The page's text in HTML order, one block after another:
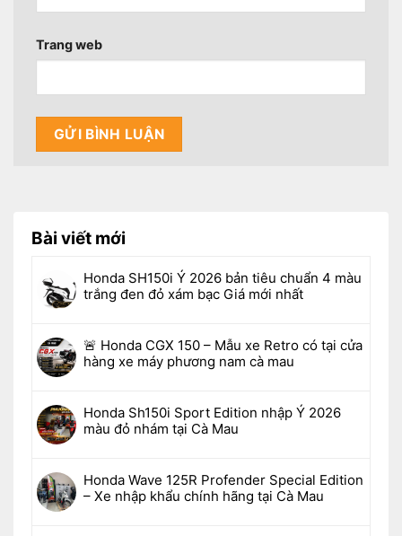
Trang web
Bài viết mới
Honda SH150i Ý 2026 bản tiêu chuẩn 4 màu
trắng đen đỏ xám bạc Giá mới nhất
🚨 Honda CGX 150 – Mẫu xe Retro có tại cửa
hàng xe máy phương nam cà mau
Honda Sh150i Sport Edition nhập Ý 2026
màu đỏ nhám tại Cà Mau
Honda Wave 125R Profender Special Edition
– Xe nhập khẩu chính hãng tại Cà Mau